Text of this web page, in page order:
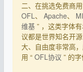
二、在挑选免费商
OFL、 Apache、
维基 ” ，这类字体
议都是世界知名开
大、自由度非常高
用 “ OFL协议 ” 的